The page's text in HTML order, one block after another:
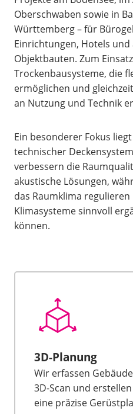
Oberschwaben sowie in
Württemberg – für
Einrichtungen, Hotels
Objektbauten. Zum
Trockenbausysteme, die
ermöglichen und
an Nutzung und Technik
Ein besonderer Fokus
technischer
verbessern die
akustische Lösungen,
das Raumklima
Klimasysteme sinnvoll
können.
3D-Planung
Wir erfassen
3D-Scan und
eine präzise